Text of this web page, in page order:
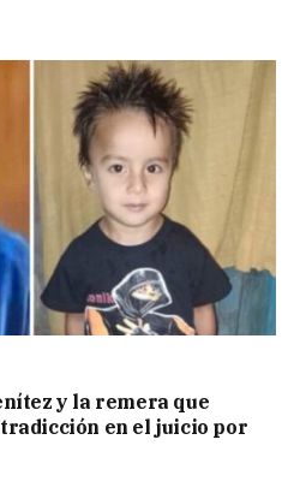
y la remera que
en el juicio por